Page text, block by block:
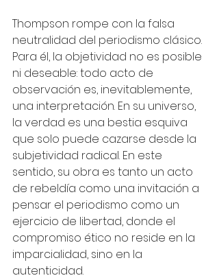
Thompson rompe con la falsa
neutralidad del periodismo clásico.
Para él, la objetividad no es posible
ni deseable: todo acto de
observación es, inevitablemente,
una interpretación. En su universo,
la verdad es una bestia esquiva
que solo puede cazarse desde la
subjetividad radical. En este
sentido, su obra es tanto un acto
de rebeldía como una invitación a
pensar el periodismo como un
ejercicio de libertad, donde el
compromiso ético no reside en la
imparcialidad, sino en la
autenticidad.